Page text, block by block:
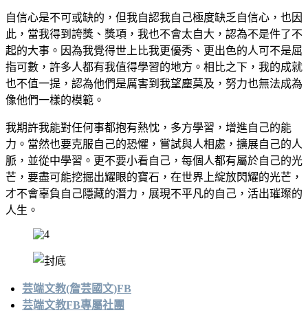
自信心是不可或缺的，但我自認我自己極度缺乏自信心，也因
此，當我得到誇獎、獎項，我也不會太自大，認為不是件了不
起的大事。因為我覺得世上比我更優秀、更出色的人可不是屈
指可數，許多人都有我值得學習的地方。相比之下，我的成就
也不值一提，認為他們是厲害到我望塵莫及，努力也無法成為
像他們一樣的模範。
我期許我能對任何事都抱有熱忱，多方學習，增進自己的能
力。當然也要克服自己的恐懼，嘗試與人相處，擴展自己的人
脈，並從中學習。更不要小看自己，每個人都有屬於自己的光
芒，要盡可能挖掘出耀眼的寶石，在世界上綻放閃耀的光芒，
才不會辜負自己隱藏的潛力，展現不平凡的自己，活出璀璨的
人生。
芸端文教(詹芸國文)FB
芸端文教FB專屬社團